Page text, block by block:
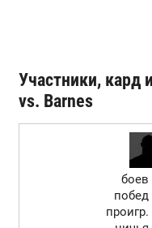
Участники, кард
vs. Barnes
боев
побед
проигр.